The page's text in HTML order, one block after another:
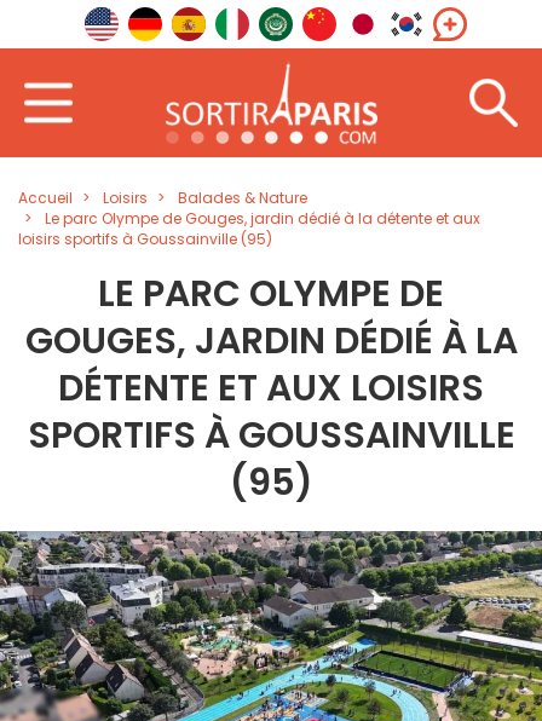
Accueil Loisirs
Balades & Nature
Le parc Olympe de Gouges, jardin dédié à la détente et aux
loisirs sportifs à Goussainville (95)
LE PARC OLYMPE DE
GOUGES, JARDIN DÉDIÉ À LA
DÉTENTE ET AUX LOISIRS
SPORTIFS À GOUSSAINVILLE
(95)